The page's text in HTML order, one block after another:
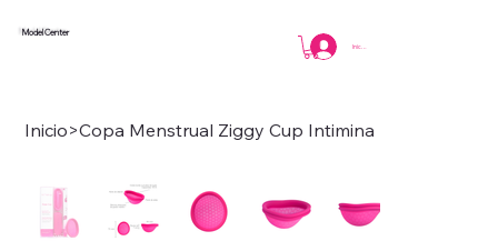
Iniciar sesión
Model Center
Inicio>Copa Menstrual Ziggy Cup Intimina